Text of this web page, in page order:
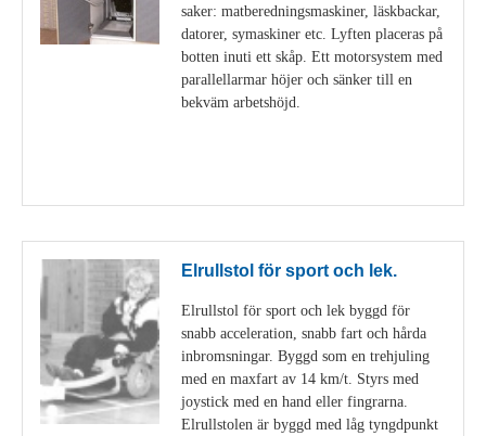
saker: matberedningsmaskiner, läskbackar,
datorer, symaskiner etc. Lyften placeras på
botten inuti ett skåp. Ett motorsystem med
parallellarmar höjer och sänker till en
bekväm arbetshöjd.
Elrullstol för sport och lek.
Elrullstol för sport och lek byggd för
snabb acceleration, snabb fart och hårda
inbromsningar. Byggd som en trehjuling
med en maxfart av 14 km/t. Styrs med
joystick med en hand eller fingrarna.
Elrullstolen är byggd med låg tyngdpunkt